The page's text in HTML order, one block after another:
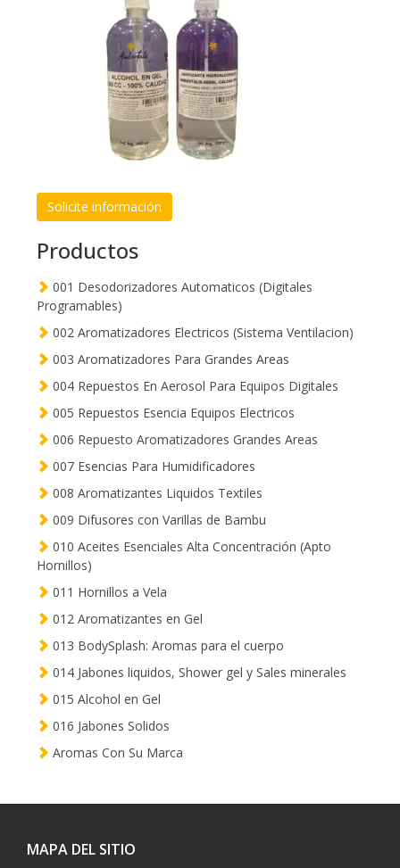
Solicite información
Productos
001 Desodorizadores Automaticos (Digitales
Programables)
002 Aromatizadores Electricos (Sistema Ventilacion)
003 Aromatizadores Para Grandes Areas
004 Repuestos En Aerosol Para Equipos Digitales
005 Repuestos Esencia Equipos Electricos
006 Repuesto Aromatizadores Grandes Areas
007 Esencias Para Humidificadores
008 Aromatizantes Liquidos Textiles
009 Difusores con Varillas de Bambu
010 Aceites Esenciales Alta Concentración (Apto
Hornillos)
011 Hornillos a Vela
012 Aromatizantes en Gel
013 BodySplash: Aromas para el cuerpo
014 Jabones liquidos, Shower gel y Sales minerales
015 Alcohol en Gel
016 Jabones Solidos
Aromas Con Su Marca
MAPA DEL SITIO